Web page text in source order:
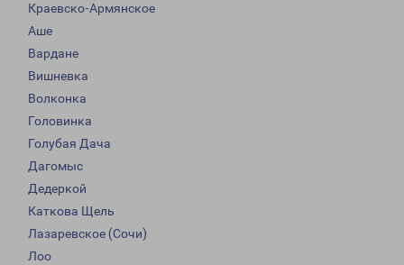
Краевско-Армянское
Аше
Вардане
Вишневка
Волконка
Головинка
Голубая Дача
Дагомыс
Дедеркой
Каткова Щель
Лазаревское (Сочи)
Лоо